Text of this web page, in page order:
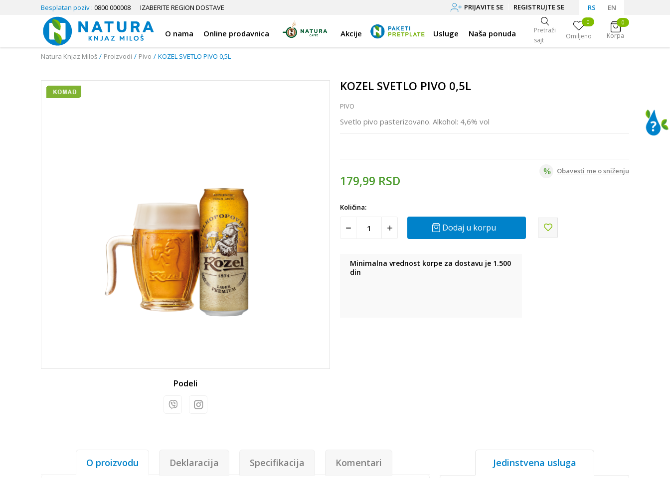
Besplatan poziv : 0800 000008 IZABERITE REGION DOSTAVE RS EN
PRIJAVITE SE REGISTRUJTE SE
O nama Online prodavnica Akcije Usluge Naša ponuda
Pretraži
sajt
Omiljeno
0
Korpa
0
Natura Knjaz Miloš Proizvodi Pivo KOZEL SVETLO PIVO 0,5L
Podeli
KOZEL SVETLO PIVO 0,5L
PIVO
Svetlo pivo pasterizovano. Alkohol: 4,6% vol
179,99 RSD
Obavesti me o sniženju
Količina:
Dodaj u korpu
Minimalna vrednost korpe za dostavu je 1.500
din
O proizvodu Deklaracija Specifikacija Komentari Jedinstvena usluga